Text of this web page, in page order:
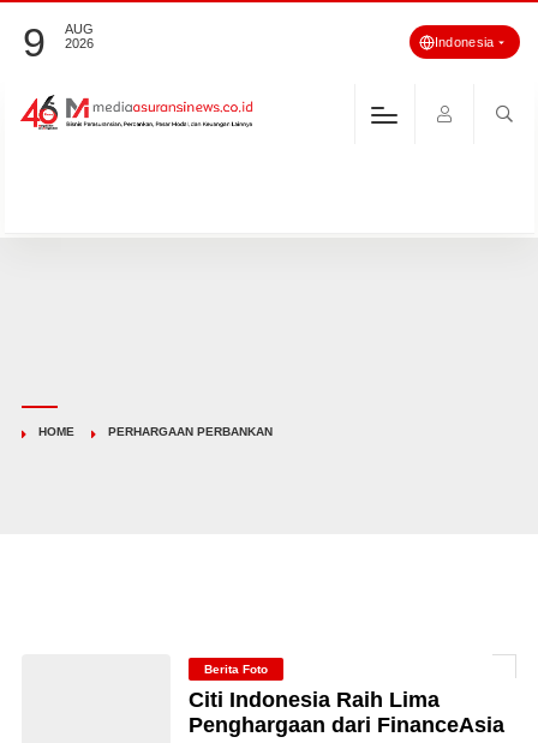
9
AUG
2026
Indonesia
HOME PERHARGAAN PERBANKAN
Berita Foto
Citi Indonesia Raih Lima
Penghargaan dari FinanceAsia